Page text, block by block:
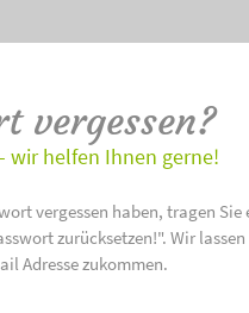
vergessen?
wir helfen Ihnen gerne!
vergessen haben, tragen
zurücksetzen!". Wir
Adresse zukommen.